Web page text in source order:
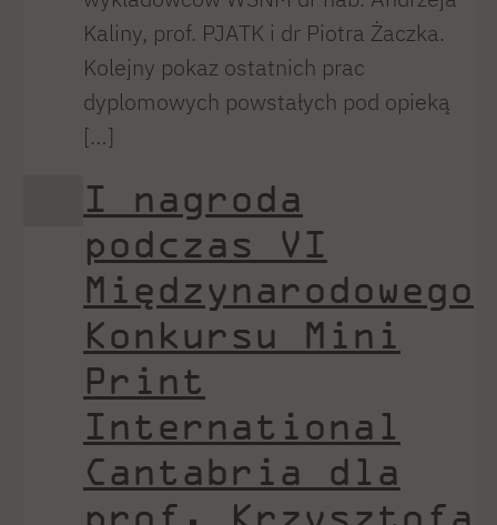
Kaliny, prof. PJATK i dr Piotra Żaczka.
Kolejny pokaz ostatnich prac
dyplomowych powstałych pod opieką
[…]
I nagroda
podczas VI
Międzynarodowego
Konkursu Mini
Print
International
Cantabria dla